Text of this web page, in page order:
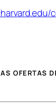
OFERTAS